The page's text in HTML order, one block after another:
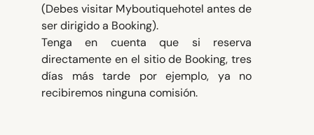
(Debes visitar Myboutiquehotel antes de
ser dirigido a Booking).
Tenga en cuenta que si reserva
directamente en el sitio de Booking, tres
días más tarde por ejemplo, ya no
recibiremos ninguna comisión.